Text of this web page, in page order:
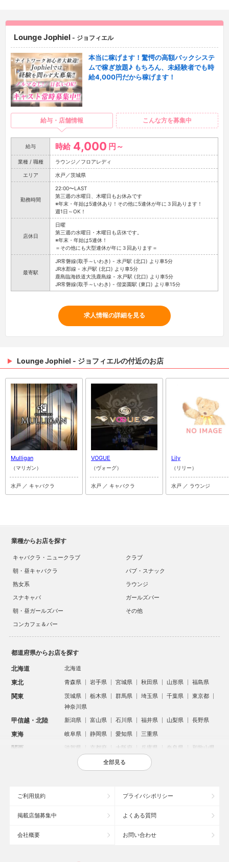
Lounge Jophiel - ジョフィエル
本当に稼げます！驚愕の高額バックシステ
ムで稼ぎ放題♪ もちろん、未経験者でも時
給4,000円だから稼げます！
給与・店舗情報 こんな方を募集中
給与 時給 4,000 円～
業種 / 職種 ラウンジ／フロアレディ
エリア 水戸／茨城県
勤務時間
22:00〜LAST
第三週の水曜日、木曜日もお休みです
※年末・年始は5連休あり！その他に5連休が年に３回あります！
週1日～OK！
店休日
日曜
第三週の水曜日・木曜日も店休です。
※年末・年始は5連休！
＝その他にも大型連休が年に３回あります＝
最寄駅
JR常磐線(取手～いわき) - 水戸駅 (北口) より車5分
JR水郡線 - 水戸駅 (北口) より車5分
鹿島臨海鉄道大洗鹿島線 - 水戸駅 (北口) より車5分
JR常磐線(取手～いわき) - 偕楽園駅 (東口) より車15分
求人情報の詳細を見る
Lounge Jophiel - ジョフィエルの付近のお店
Mulligan
（マリガン）
水戸 ／ キャバクラ
VOGUE
（ヴォーグ）
水戸 ／ キャバクラ
Lily
（リリー）
水戸 ／ ラウンジ
業種からお店を探す
キャバクラ・ニュークラブ
クラブ
朝・昼キャバクラ
パブ・スナック
熟女系
ラウンジ
スナキャバ
ガールズバー
朝・昼ガールズバー
その他
コンカフェ＆バー
都道府県からお店を探す
北海道 北海道
東北 青森県 岩手県 宮城県 秋田県 山形県 福島県
関東 茨城県 栃木県 群馬県 埼玉県 千葉県
東京都
神奈川県
甲信越・北陸 新潟県 富山県 石川県 福井県 山梨県 長野県
東海 岐阜県 静岡県 愛知県 三重県
関西 滋賀県 京都府 大阪府 兵庫県 奈良県 和歌山県
鳥取県 島根県 岡山県 広島県
沖縄県
全部見る
ご利用規約 プライバシポリシー
掲載店舗募集中 よくある質問
会社概要 お問い合わせ